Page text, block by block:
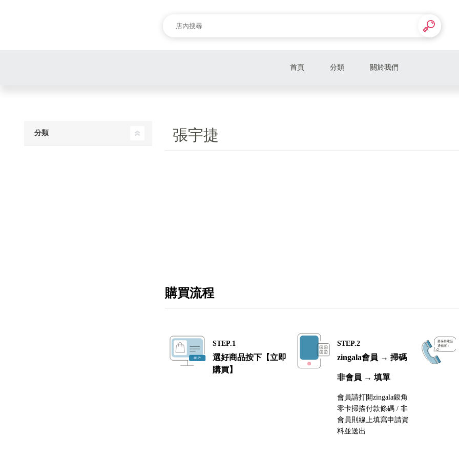
首頁 分類 關於我們
張宇捷
購買流程
STEP.1
選好商品按下【立即
購買】
STEP.2
zingala會員 → 掃碼
非會員 → 填單
會員請打開zingala銀角
零卡掃描付款條碼 / 非
會員則線上填寫申請資
料並送出
分類